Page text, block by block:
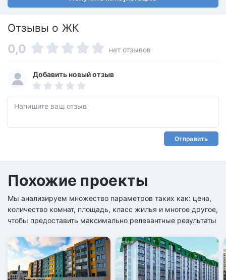
Отзывы о ЖК
0,0 нет отзывов
Добавить новый отзыв
Отправить
Похожие проекты
Мы анализируем множество параметров таких как: цена,
количество комнат, площадь, класс жилья и многое другое,
чтобы предоставить максимально релевантные результаты